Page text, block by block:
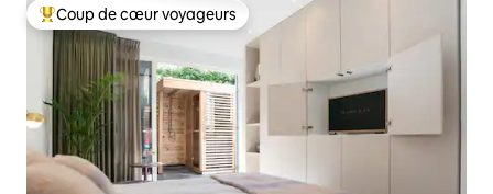
Coup de cœur voyageurs parmi les plus aimés
Coup de cœur voyageurs